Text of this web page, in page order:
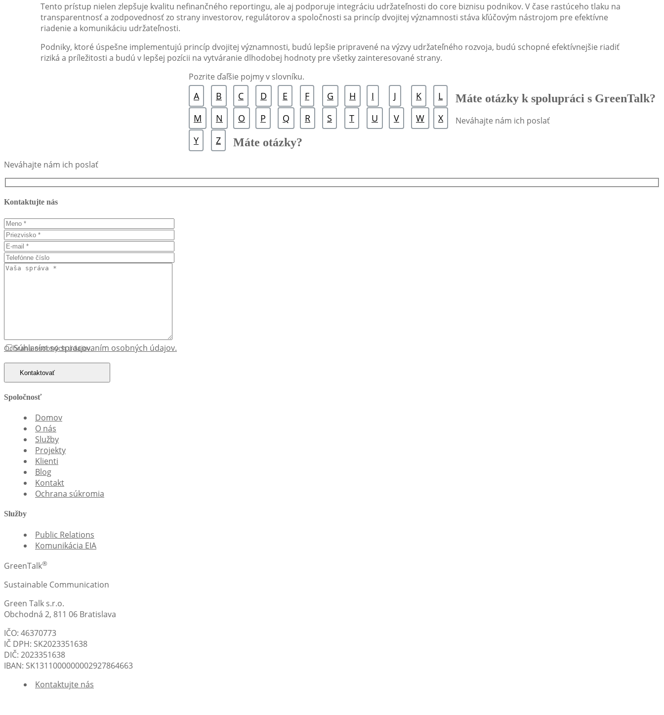
Tento prístup nielen zlepšuje kvalitu nefinančného reportingu, ale aj podporuje integráciu udržateľnosti do core biznisu podnikov. V čase rastúceho tlaku na
transparentnosť a zodpovednosť zo strany investorov, regulátorov a spoločnosti sa princíp dvojitej významnosti stáva kľúčovým nástrojom pre efektívne
riadenie a komunikáciu udržateľnosti.
Podniky, ktoré úspešne implementujú princíp dvojitej významnosti, budú lepšie pripravené na výzvy udržateľného rozvoja, budú schopné efektívnejšie riadiť
riziká a príležitosti a budú v lepšej pozícii na vytváranie dlhodobej hodnoty pre všetky zainteresované strany.
Pozrite ďaľšie pojmy v slovníku.
A B C D E F G H I J K
L
M
N O P Q R S T U V W
X
Y
Z
Máte otázky k spolupráci s GreenTalk?
Neváhajte nám ich poslať
Máte otázky?
Neváhajte nám ich poslať
Kontaktujte nás
Súhlasím sospracovaním osobných údajov.
Ochrana osobných údajov.
Kontaktovať
Spoločnosť
Domov
O nás
Služby
Projekty
Klienti
Blog
Kontakt
Ochrana súkromia
Služby
Public Relations
Komunikácia EIA
GreenTalk®
Sustainable Communication
Green Talk s.r.o.
Obchodná 2, 811 06 Bratislava
IČO: 46370773
IČ DPH: SK2023351638
DIČ: 2023351638
IBAN: SK1311000000002927864663
Kontaktujte nás